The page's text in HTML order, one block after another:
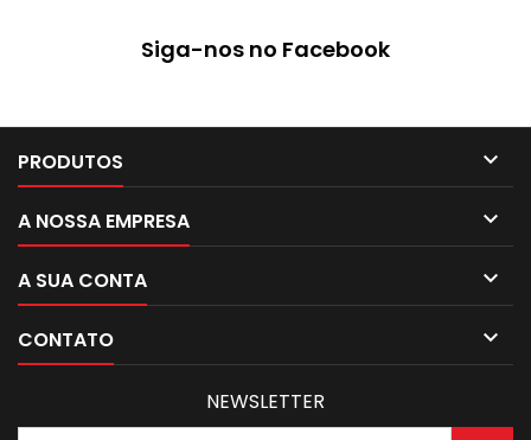
Siga-nos no Facebook
PRODUTOS 
A NOSSA EMPRESA 
A SUA CONTA 
CONTATO 
NEWSLETTER